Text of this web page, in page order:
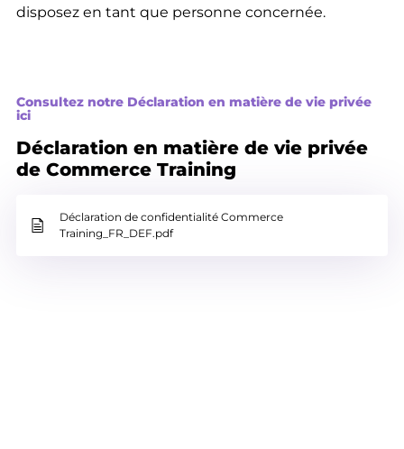
disposez en tant que personne concernée.
Consultez notre Déclaration en matière de vie privée
ici
Déclaration en matière de vie privée
de Commerce Training
Déclaration de confidentialité Commerce
Training_FR_DEF.pdf